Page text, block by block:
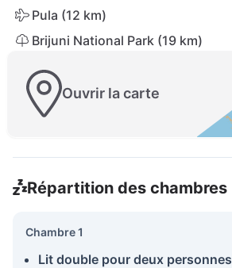
Pula (12 km)
Brijuni National Park (19 km)
Ouvrir la carte
Répartition des chambres
Chambre 1
Lit double pour deux personnes